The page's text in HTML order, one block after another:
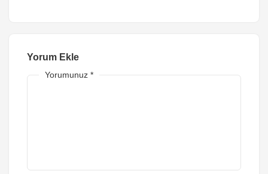
Yorum Ekle
Yorumunuz *